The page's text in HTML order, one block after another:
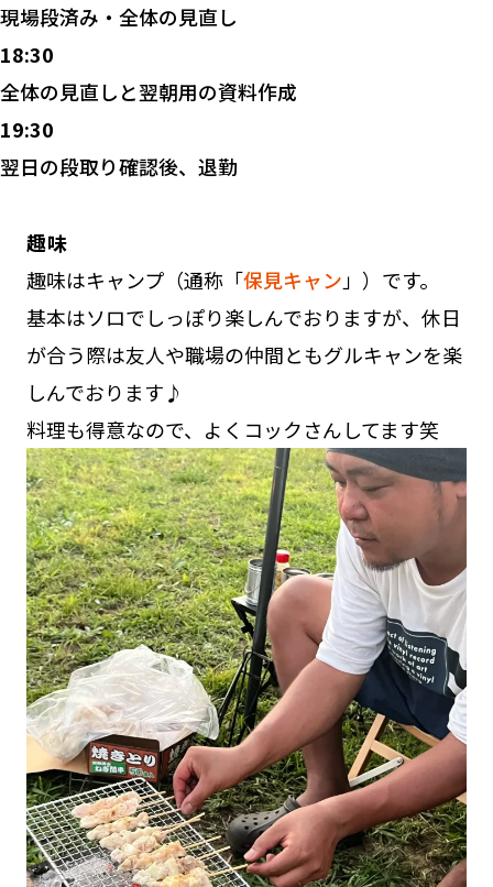
現場段済み・全体の見直し
18:30
全体の見直しと翌朝用の資料作成
19:30
翌日の段取り確認後、退勤
趣味
趣味はキャンプ（通称「保見キャン」）です。
基本はソロでしっぽり楽しんでおりますが、休日
が合う際は友人や職場の仲間ともグルキャンを楽
しんでおります♪
料理も得意なので、よくコックさんしてます笑